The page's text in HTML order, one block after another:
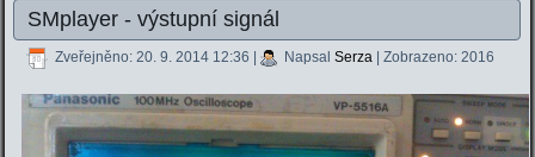
SMplayer - výstupní signál
Zveřejněno: 20. 9. 2014 12:36 | NapsalSerza | Zobrazeno: 2016